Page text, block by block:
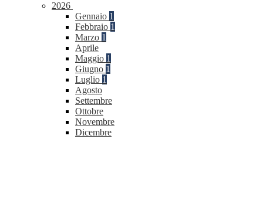
2026
Gennaio 1
Febbraio 1
Marzo 1
Aprile
Maggio 1
Giugno 1
Luglio 1
Agosto
Settembre
Ottobre
Novembre
Dicembre